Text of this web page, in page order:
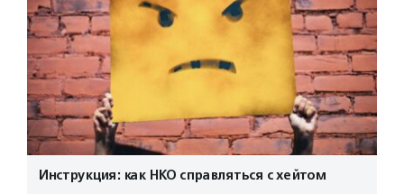
Инструкция: как НКО справляться с хейтом